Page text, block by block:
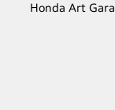
Honda Art